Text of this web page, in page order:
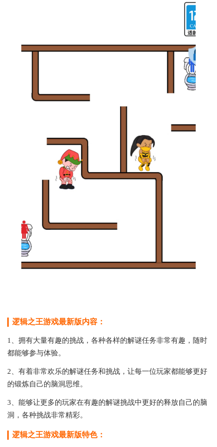
逻辑之王游戏最新版内容：
1、拥有大量有趣的挑战，各种各样的解谜任务非常有趣，随时
都能够参与体验。
2、有着非常欢乐的解谜任务和挑战，让每一位玩家都能够更好
的锻炼自己的脑洞思维。
3、能够让更多的玩家在有趣的解谜挑战中更好的释放自己的脑
洞，各种挑战非常精彩。
逻辑之王游戏最新版特色：